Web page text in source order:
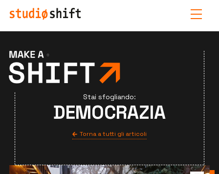
Stai sfogliando:
DEMOCRAZIA
Torna a tutti gli articoli